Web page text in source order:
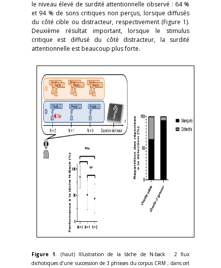
le niveau élevé de surdité attentionnelle observé : 64 %
et 94 % de sons critiques non perçus, lorsque diffusés
du côté cible ou distracteur, respectivement (Figure 1).
Deuxième résultat important, lorsque le stimulus
critique est diffusé du côté distracteur, la surdité
attentionnelle est beaucoup plus forte.
Figure 1. (haut) Illustration de la tâche de N-back : 2 flux
dichotiques d’une succession de 3 phrases du corpus CRM ; dans cet